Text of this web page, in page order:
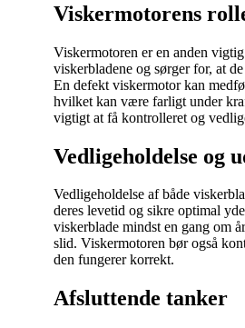
Viskermotorens
Viskermotoren er en anden
viskerbladene og sørger for, at
En defekt viskermotor kan
hvilket kan være farligt under
vigtigt at få kontrolleret og
Vedligeholdelse og
Vedligeholdelse af både
deres levetid og sikre optimal
viskerblade mindst en gang om
slid. Viskermotoren bør også
den fungerer korrekt.
Afsluttende tanker